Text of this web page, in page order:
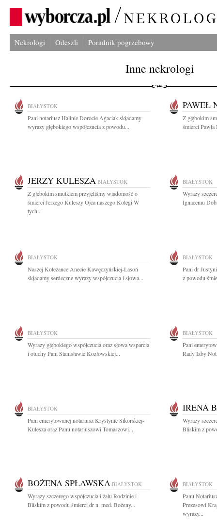
Nekrologi Odeszli Poradnik pogrzebowy
Inne nekrologi
BIAŁYSTOK
Pani notariusz Halinie Dorocie Agaciak składamy
wyrazy głębokiego współczucia z powodu...
PAWEŁ
Z głębokim
śmierci
JERZY KULESZA BIAŁYSTOK
Z głębokim smutkiem przyjęliśmy wiadomość o
śmierci Jerzego Kuleszy Ojca naszego Kolegi W
tych...
BIAŁYSTOK
Wyrazy
Ignacemu
BIAŁYSTOK
Naszej Koleżance Anecie Kawęczyńskiej-Lasoń
składamy serdeczne wyrazy współczucia i słowa...
BIAŁYSTOK
Pani dr
z powodu
BIAŁYSTOK
Wyrazy głębokiego współczucia oraz słowa wsparcia
i otuchy Pani Stanisławie Kozłowskiej...
BIAŁYSTOK
Pani
Rady Izby
BIAŁYSTOK
Pani emerytowanej notariusz Krystynie Sikorskiej-
Kulesza oraz Panu notariuszowi Tomaszowi...
IRENA
Wyrazy
Bliskim z
BOŻENA SPŁAWSKA BIAŁYSTOK
Wyrazy szczerego współczucia i żalu Rodzinie i
Bliskim z powodu śmierci dr n. med. Bożeny...
BIAŁYSTOK
Panu
Prezesowi
wyrazy...